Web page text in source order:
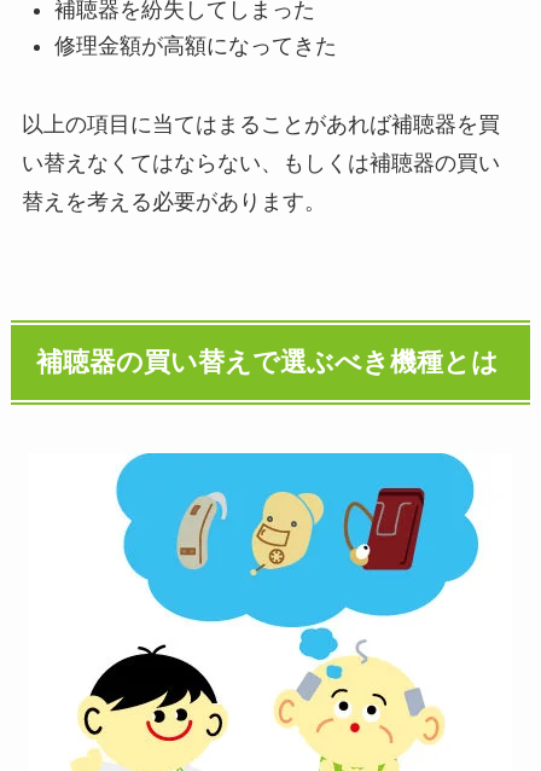
補聴器を紛失してしまった
修理金額が高額になってきた
以上の項目に当てはまることがあれば補聴器を買
い替えなくてはならない、もしくは補聴器の買い
替えを考える必要があります。
補聴器の買い替えで選ぶべき機種とは